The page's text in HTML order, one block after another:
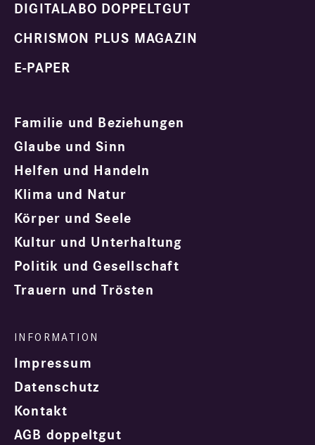
DIGITALABO DOPPELTGUT
CHRISMON PLUS MAGAZIN
E-PAPER
Familie und Beziehungen
Glaube und Sinn
Helfen und Handeln
Klima und Natur
Körper und Seele
Kultur und Unterhaltung
Politik und Gesellschaft
Trauern und Trösten
Impressum
Datenschutz
Kontakt
AGB doppeltgut